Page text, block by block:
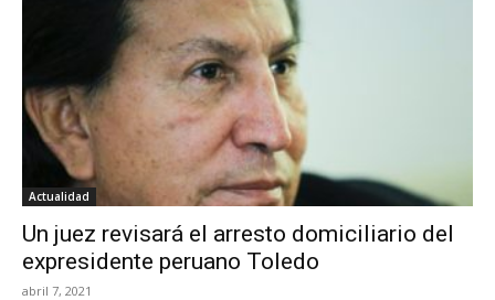
Actualidad
Un juez revisará el arresto domiciliario del
expresidente peruano Toledo
abril 7, 2021